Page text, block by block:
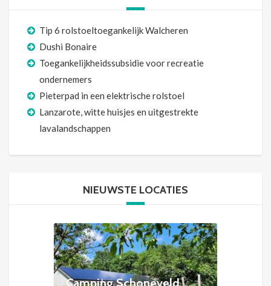
Tip 6 rolstoeltoegankelijk Walcheren
Dushi Bonaire
Toegankelijkheidssubsidie voor recreatie
ondernemers
Pieterpad in een elektrische rolstoel
Lanzarote, witte huisjes en uitgestrekte
lavalandschappen
NIEUWSTE LOCATIES
Camping Schoneveld